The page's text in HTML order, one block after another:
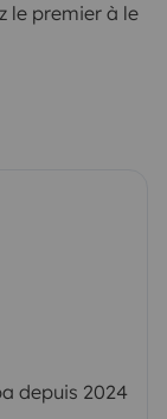
le premier à le
depuis 2024